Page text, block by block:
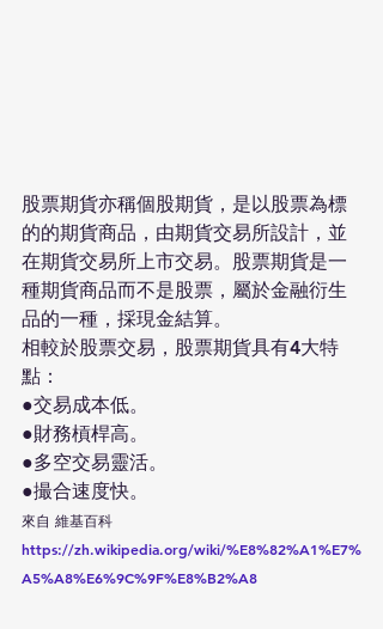
股票期貨亦稱個股期貨，是以股票為標
的的期貨商品，由期貨交易所設計，並
在期貨交易所上市交易。股票期貨是一
種期貨商品而不是股票，屬於金融衍生
品的一種，採現金結算。
相較於股票交易，股票期貨具有4大特
點：
●交易成本低。
●財務槓桿高。
●多空交易靈活。
●撮合速度快。
來自 維基百科
https://zh.wikipedia.org/wiki/%E8%82%A1%E7%
A5%A8%E6%9C%9F%E8%B2%A8